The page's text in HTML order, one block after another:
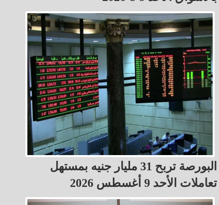
البورصة تربح 31 مليار جنيه بمستهل
تعاملات الأحد 9 أغسطس 2026